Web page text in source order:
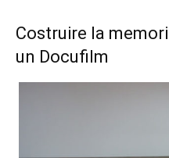
Costruire la
un Docufilm